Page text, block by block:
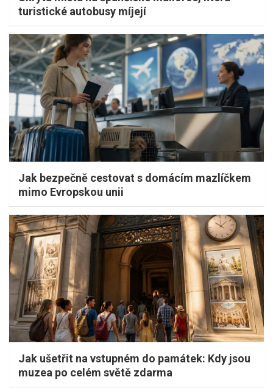
turistické autobusy míjejí
Jak bezpečně cestovat s domácím mazlíčkem
mimo Evropskou unii
Jak ušetřit na vstupném do památek: Kdy jsou
muzea po celém světě zdarma